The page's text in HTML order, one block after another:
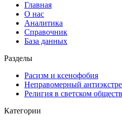
Главная
О нас
Аналитика
Справочник
База данных
Разделы
Расизм и ксенофобия
Неправомерный
Религия в светском
Категории